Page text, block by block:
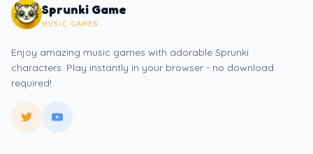
Sprunki Game
MUSIC GAMES
Enjoy amazing music games with adorable Sprunki
characters. Play instantly in your browser - no download
required!